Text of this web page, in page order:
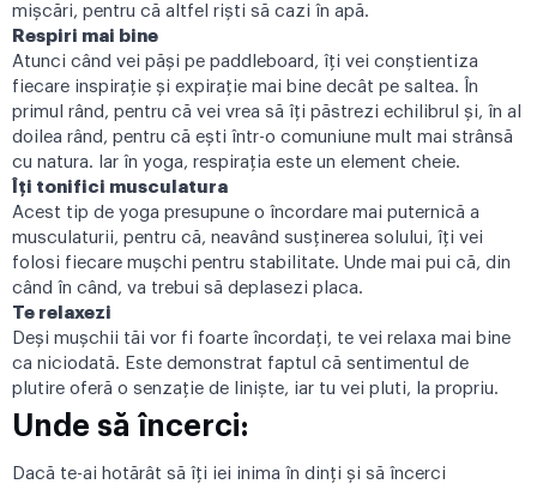
mișcări, pentru că altfel riști să cazi în apă.
Respiri mai bine
Atunci când vei păși pe paddleboard, îți vei conștientiza
fiecare inspirație și expirație mai bine decât pe saltea. În
primul rând, pentru că vei vrea să îți păstrezi echilibrul și, în al
doilea rând, pentru că ești într-o comuniune mult mai strânsă
cu natura. Iar în yoga, respirația este un element cheie.
Îți tonifici musculatura
Acest tip de yoga presupune o încordare mai puternică a
musculaturii, pentru că, neavând susținerea solului, îți vei
folosi fiecare mușchi pentru stabilitate. Unde mai pui că, din
când în când, va trebui să deplasezi placa.
Te relaxezi
Deși mușchii tăi vor fi foarte încordați, te vei relaxa mai bine
ca niciodată. Este demonstrat faptul că sentimentul de
plutire oferă o senzație de liniște, iar tu vei pluti, la propriu.
Unde să încerci:
Dacă te-ai hotărât să îți iei inima în dinți și să încerci